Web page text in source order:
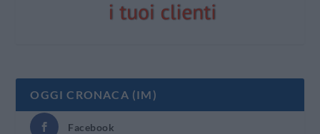
OGGI CRONACA (IM)
Facebook